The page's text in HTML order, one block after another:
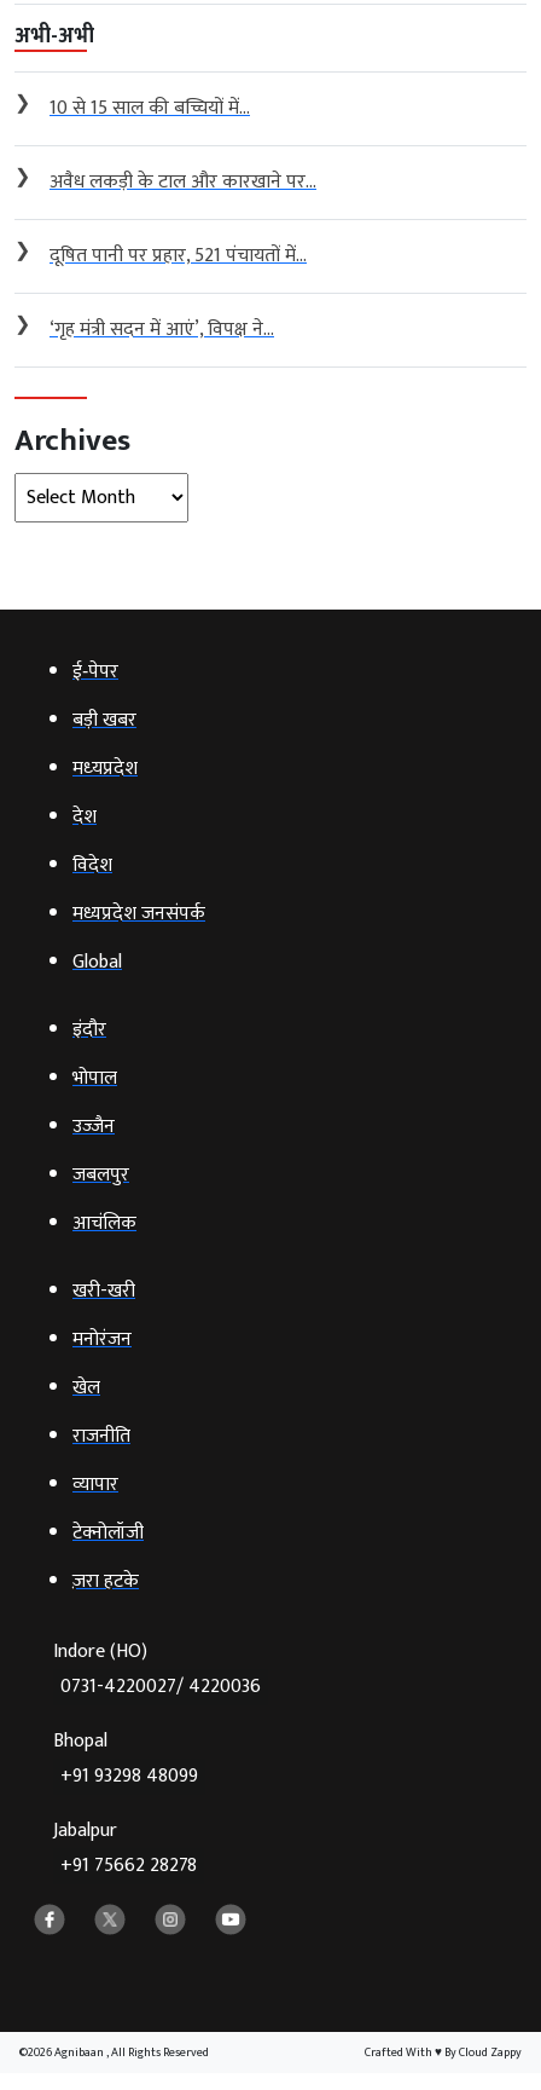
अभी-अभी
❯ 10 से 15 साल की बच्चियों में...
❯ अवैध लकड़ी के टाल और कारखाने पर...
❯ दूषित पानी पर प्रहार, 521 पंचायतों में...
❯ ‘गृह मंत्री सदन में आएं’, विपक्ष ने...
Archives
Archives
ई‑पेपर
बड़ी खबर
मध्‍यप्रदेश
देश
विदेश
मध्यप्रदेश जनसंपर्क
Global
इंदौर
भोपाल
उज्‍जैन
जबलपुर
आचंलिक
खरी-खरी
मनोरंजन
खेल
राजनीति
व्‍यापार
टेक्‍नोलॉजी
ज़रा हटके
Indore (HO)
0731-4220027/ 4220036
Bhopal
+91 93298 48099
Jabalpur
+91 75662 28278
©2026 Agnibaan , All Rights Reserved Crafted With♥By Cloud Zappy